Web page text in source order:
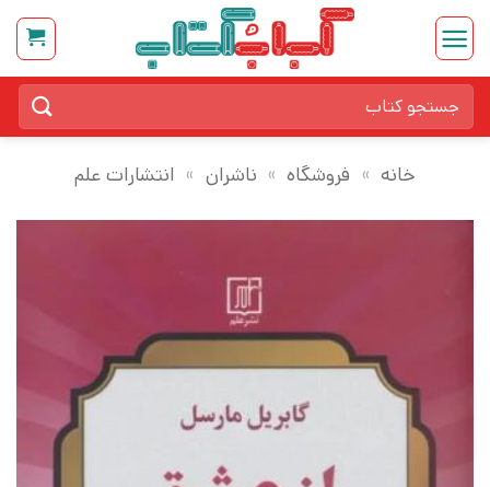
Skip
content
برای:
خانه » فروشگاه » ناشران » انتشارات علم